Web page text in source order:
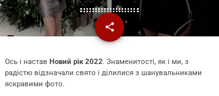
share
email
Ось і настав Новий рік 2022. Знаменитості, як і ми, з
радістю відзначали свято і ділилися з шанувальниками
яскравими фото.